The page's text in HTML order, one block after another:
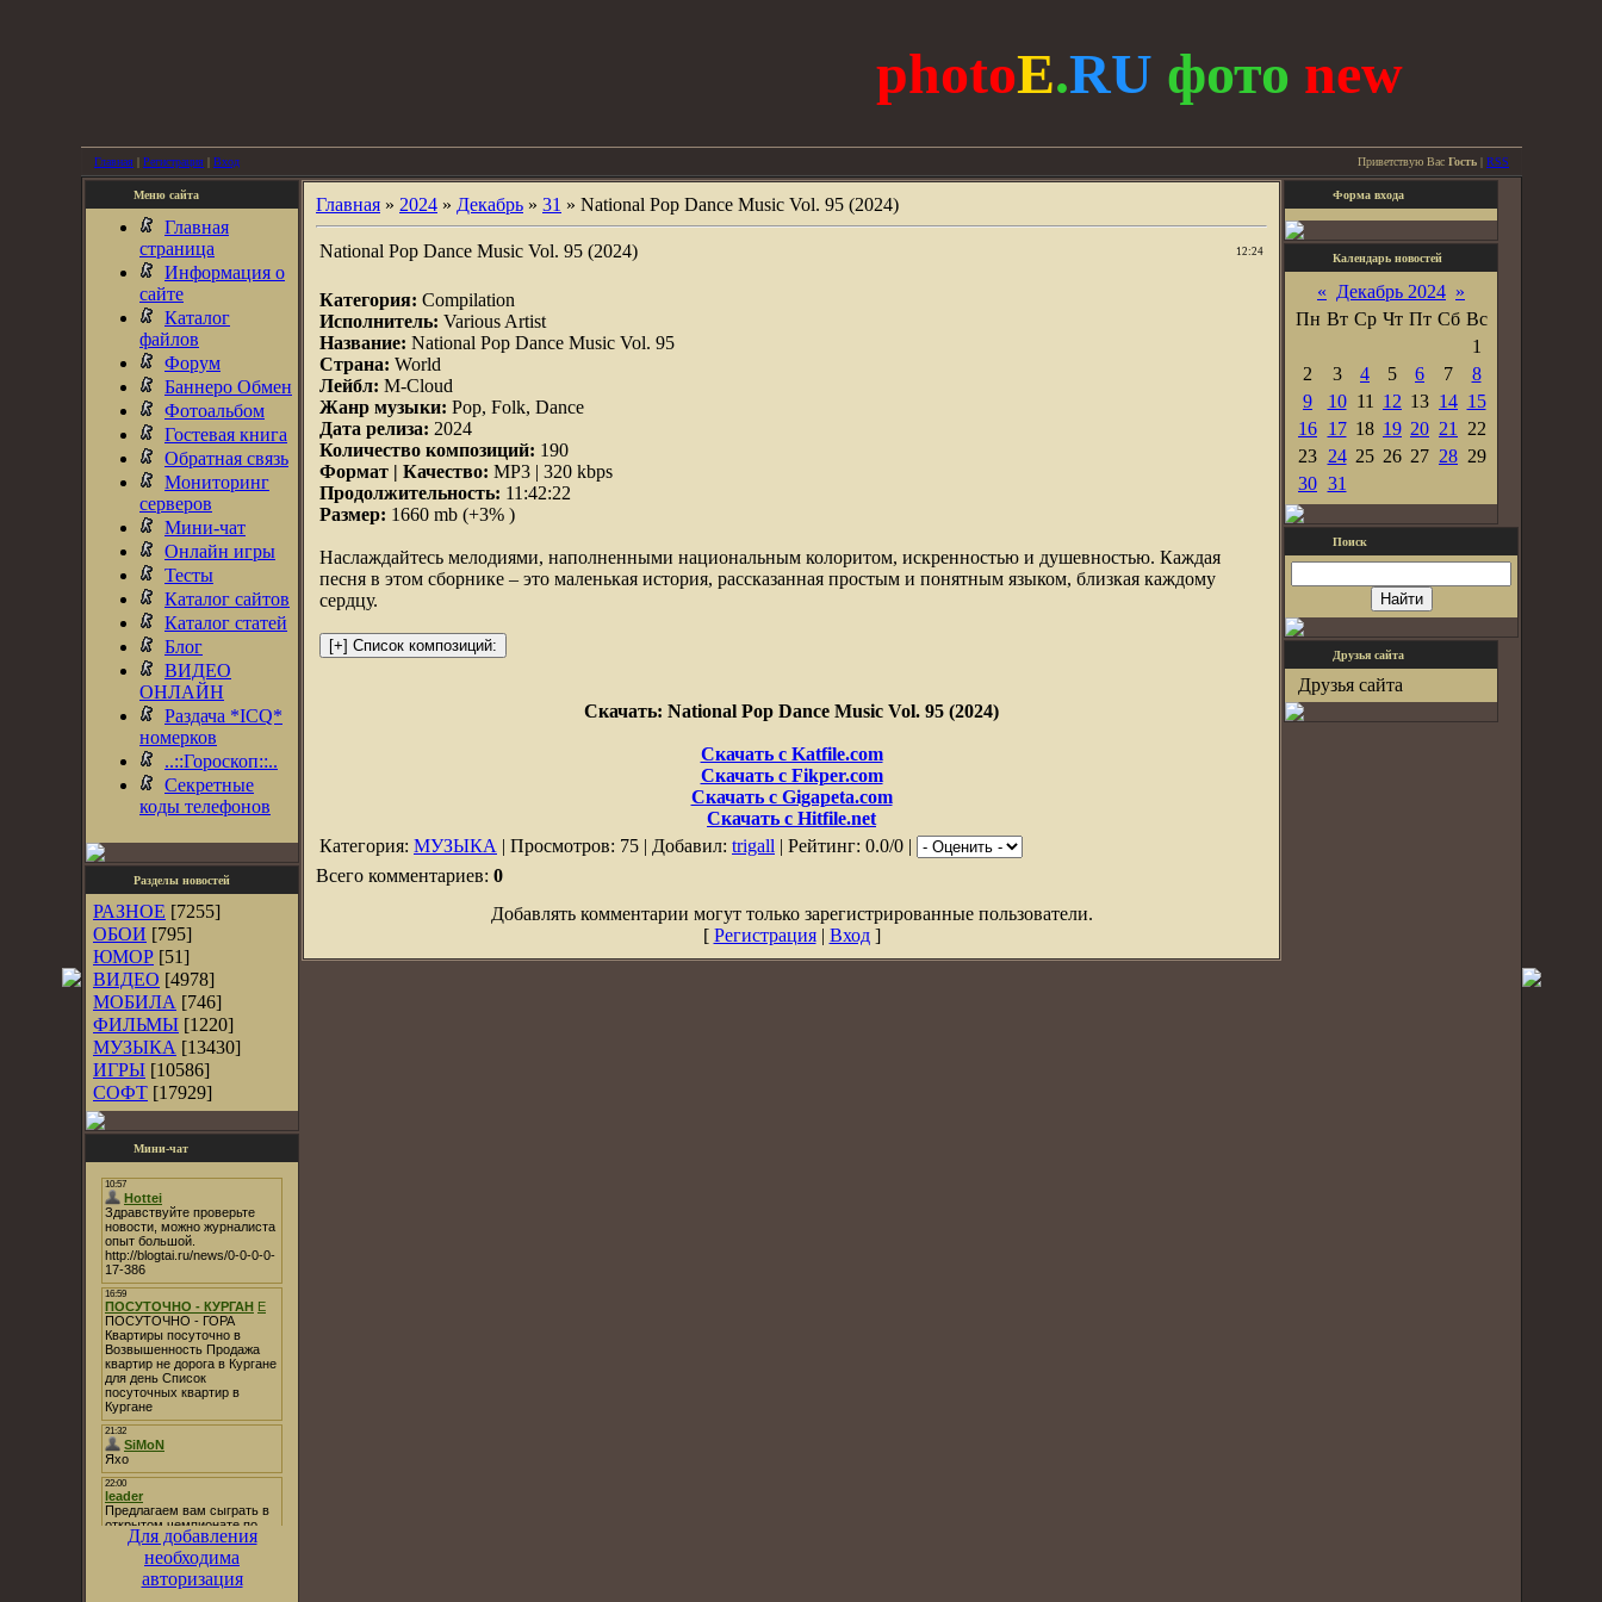
photoE.RU фото new
Главная | Регистрация | Вход Приветствую Вас Гость | RSS
Меню сайта
Главная
страница
Информация о
сайте
Каталог
файлов
Форум
Баннеро Обмен
Фотоальбом
Гостевая книга
Обратная связь
Мониторинг
серверов
Мини-чат
Онлайн игры
Тесты
Каталог сайтов
Каталог статей
Блог
ВИДЕО
ОНЛАЙН
Раздача *ICQ*
номерков
..::Гороскоп::..
Секретные
коды телефонов
Разделы новостей
РАЗНОЕ [7255]
ОБОИ [795]
ЮМОР [51]
ВИДЕО [4978]
МОБИЛА [746]
ФИЛЬМЫ [1220]
МУЗЫКА [13430]
ИГРЫ [10586]
СОФТ [17929]
Мини-чат
Для добавления
необходима
авторизация
Главная » 2024 » Декабрь » 31 » National Pop Dance Music Vol. 95 (2024)
National Pop Dance Music Vol. 95 (2024) 12:24
Категория: Compilation
Исполнитель: Various Artist
Название: National Pop Dance Music Vol. 95
Страна: World
Лейбл: M-Cloud
Жанр музыки: Pop, Folk, Dance
Дата релиза: 2024
Количество композиций: 190
Формат | Качество: MP3 | 320 kbps
Продолжительность: 11:42:22
Размер: 1660 mb (+3% )
Наслаждайтесь мелодиями, наполненными национальным колоритом, искренностью и душевностью. Каждая
песня в этом сборнике – это маленькая история, рассказанная простым и понятным языком, близкая каждому
сердцу.
Скачать: National Pop Dance Music Vol. 95 (2024)
Скачать с Katfile.com
Скачать с Fikper.com
Скачать с Gigapeta.com
Скачать с Hitfile.net
Категория: МУЗЫКА | Просмотров: 75 | Добавил: trigall | Рейтинг: 0.0/0 |
Всего комментариев: 0
Добавлять комментарии могут только зарегистрированные пользователи.
[ Регистрация| Вход]
Форма входа
Календарь новостей
« Декабрь 2024 »
Пн Вт Ср Чт Пт Сб Вс
1
2
3 4 5 6 7
8
9
10 11 12 13 14 15
16 17 18 19 20 21
22
23 24 25 26 27 28 29
30 31
Поиск
Друзья сайта
Друзья сайта